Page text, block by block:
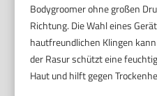
Bodygroomer ohne großen
Richtung. Die Wahl eines
hautfreundlichen Klingen
der Rasur schützt eine
Haut und hilft gegen